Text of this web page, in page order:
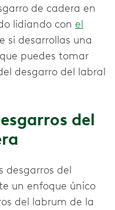
de cadera en
lidiando con el
si desarrollas una
puedes tomar
desgarro del labral
del
desgarros del
un enfoque único
del labrum de la